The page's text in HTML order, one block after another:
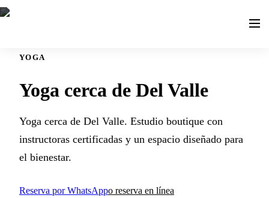
YOGA
Yoga cerca de Del Valle
Yoga cerca de Del Valle. Estudio boutique con
instructoras certificadas y un espacio diseñado para
el bienestar.
Reserva por WhatsAppo reserva en línea